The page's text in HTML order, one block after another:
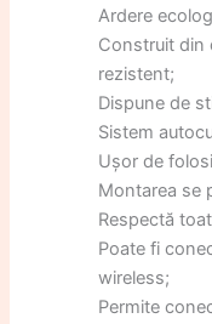
Ardere
Construit din
rezistent;
Dispune de
Sistem
Ușor de
Montarea se
Respectă
Poate fi
wireless;
Permite